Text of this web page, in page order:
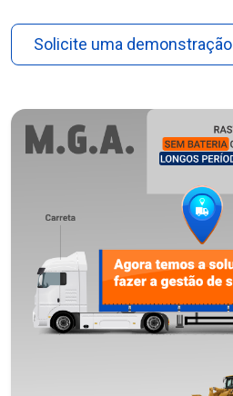
Solicite uma demonstração